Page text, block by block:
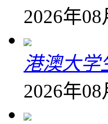
2026年
港澳大学
2026年